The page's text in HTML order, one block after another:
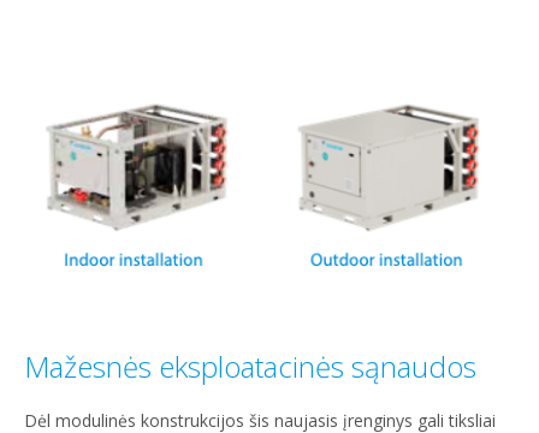
Mažesnės eksploatacinės sąnaudos
Dėl modulinės konstrukcijos šis naujasis įrenginys gali tiksliai